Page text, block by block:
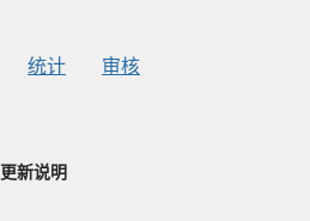
统计 审核
更新说明